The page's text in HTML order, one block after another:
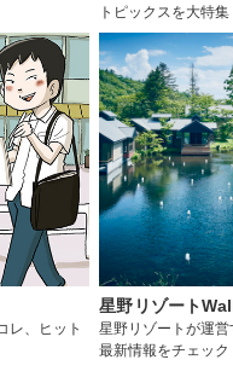
トピックスを大特集
レ、ヒット
星野リゾート
星野リゾートが運
最新情報をチェック